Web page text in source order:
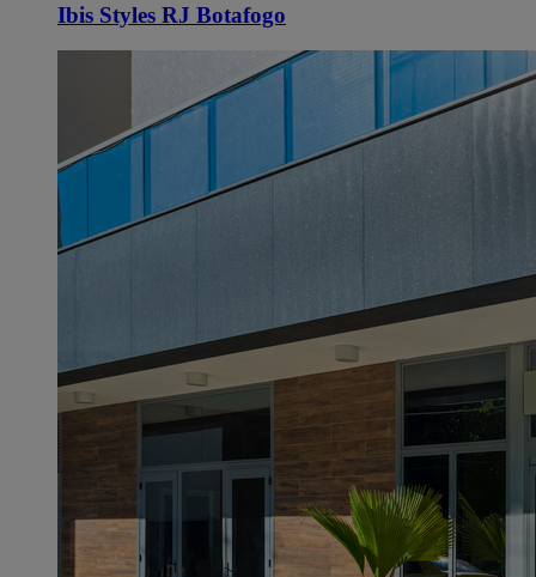
Ibis Styles RJ Botafogo